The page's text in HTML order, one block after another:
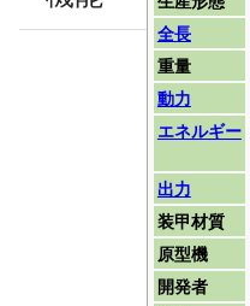
全長
重量
動力
エネルギー
出力
装甲材質
原型機
開発者